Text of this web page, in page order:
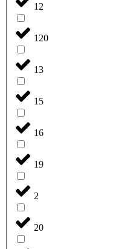
12
120
13
15
16
19
2
20